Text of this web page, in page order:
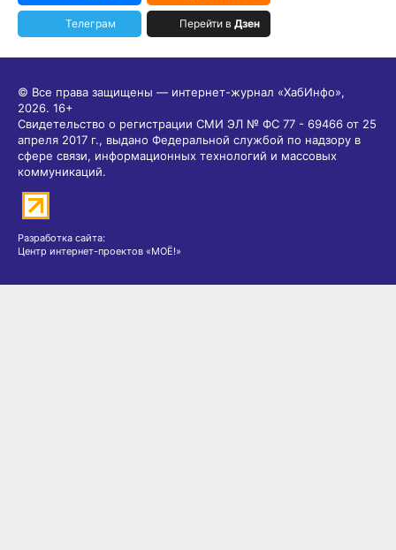
Телеграм Перейти в Дзен
© Все права защищены — интернет-журнал «ХабИнфо»,
2026. 16+
Свидетельство о регистрации СМИ ЭЛ № ФС 77 - 69466 от 25
апреля 2017 г., выдано Федеральной службой по надзору в
сфере связи, информационных технологий и массовых
коммуникаций.
Разработка сайта:
Центр интернет-проектов «МОЁ!»